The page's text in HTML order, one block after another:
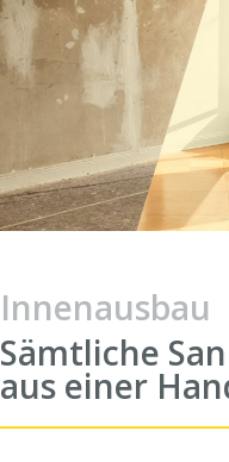
Innenausbau
Sämtliche
aus einer